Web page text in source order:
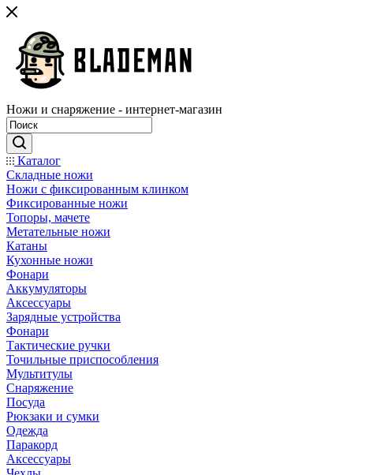
Ножи и снаряжение - интернет-магазин
Каталог
Складные ножи
Ножи с фиксированным клинком
Фиксированные ножи
Топоры, мачете
Метательные ножи
Катаны
Кухонные ножи
Фонари
Аккумуляторы
Аксессуары
Зарядные устройства
Фонари
Тактические ручки
Точильные приспособления
Мультитулы
Снаряжение
Посуда
Рюкзаки и сумки
Одежда
Паракорд
Аксессуары